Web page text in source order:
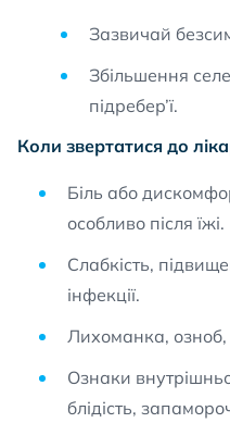
Зазвичай
Збільшення
підребер’ї.
Коли звертатися до
Біль або
особливо після їжі.
Слабкість,
інфекції.
Лихоманка, озноб,
Ознаки
блідість,